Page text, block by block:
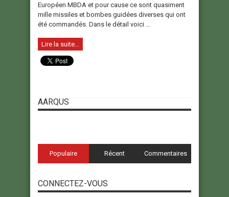
Européen MBDA et pour cause ce sont quasiment
mille missiles et bombes guidées diverses qui ont
été commandés. Dans le détail voici ...
Lire la suite...
AARQUS
Populaire Récent Commentaires
CONNECTEZ-VOUS